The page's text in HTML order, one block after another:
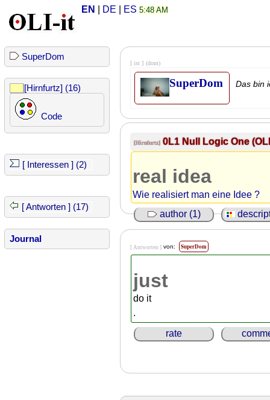
EN DE ES 5:48 AM
SuperDom
[Hirnfurtz] (16)
Code
[ Interessen ] (2)
[ Antworten ] (17)
Journal
[ ist ] (dom)
SuperDom Das bin
[Hirnfurtz] 0L1 Null Logic One
real idea
Wie realisiert man eine Idee ?
author (1)
[ Antworten ] von: SuperDom
just
do it
.
rate